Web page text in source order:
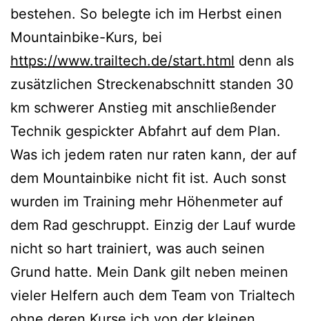
bestehen. So belegte ich im Herbst einen
Mountainbike-Kurs, bei
https://www.trailtech.de/start.html denn als
zusätzlichen Streckenabschnitt standen 30
km schwerer Anstieg mit anschließender
Technik gespickter Abfahrt auf dem Plan.
Was ich jedem raten nur raten kann, der auf
dem Mountainbike nicht fit ist. Auch sonst
wurden im Training mehr Höhenmeter auf
dem Rad geschruppt. Einzig der Lauf wurde
nicht so hart trainiert, was auch seinen
Grund hatte. Mein Dank gilt neben meinen
vieler Helfern auch dem Team von Trialtech